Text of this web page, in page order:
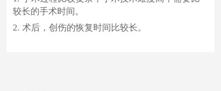
较长的手术时间。
2. 术后，创伤的恢复时间比较长。